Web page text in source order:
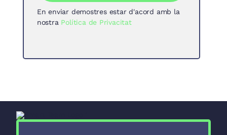
En enviar demostres estar d'acord amb la
nostra Política de Privacitat